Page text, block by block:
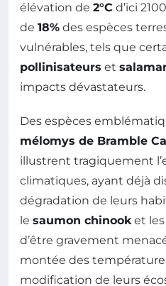
élévation de 2°C d’ici
de 18% des espèces
vulnérables, tels que
pollinisateurs et
impacts dévastateurs.
Des espèces
mélomys de Bramble
illustrent tragiquement
climatiques, ayant déjà
dégradation de leurs
le saumon chinooket les
d’être gravement
montée des
modification de leurs